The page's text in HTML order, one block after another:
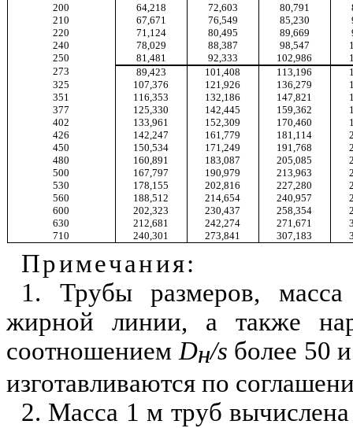
200
64,218 72,603 80,791
210
67,671 76,549 85,230
220
71,124 80,495 89,669
240
78,029 88,387 98,547
250
81,481 92,333 102,986
273
89,423 101,408 113,196
325
107,376 121,926 136,279
351
116,353 132,186 147,821
377
125,330 142,445 159,362
402
133,961 152,309 170,460
426
142,247 161,779 181,114
450
150,534 171,249 191,768
480
160,891 183,087 205,085
500
167,797 190,979 213,963
530
178,155 202,816 227,280
560
188,512 214,654 240,957
600
202,323 230,437 258,354
630
212,681 242,274 271,671
710
240,301 273,841 307,183
Примечания:
1. Трубы размеров, масса
жирной линии, а также
соотношениемDн/s более 50
изготавливаются по
2. Масса 1 м труб